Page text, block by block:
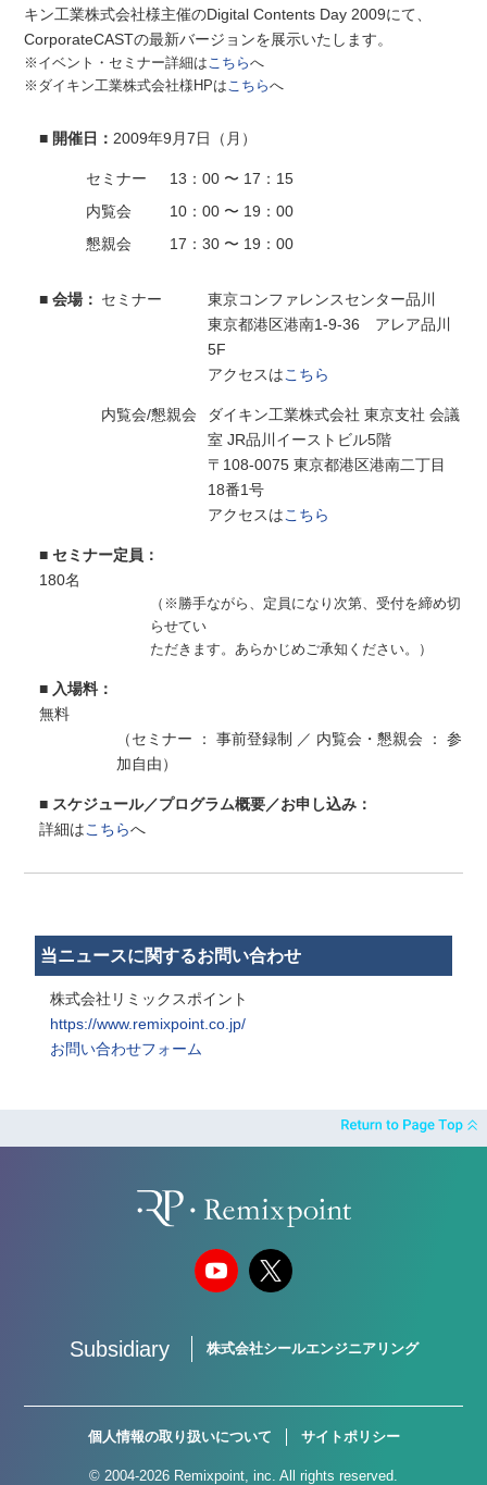
キン工業株式会社様主催のDigital Contents Day 2009にて、
CorporateCASTの最新バージョンを展示いたします。
※イベント・セミナー詳細はこちらへ
※ダイキン工業株式会社様HPはこちらへ
■ 開催日： 2009年9月7日（月）
セミナー
13：00 〜 17：15
内覧会
10：00 〜 19：00
懇親会
17：30 〜 19：00
■ 会場： セミナー
東京コンファレンスセンター品川
東京都港区港南1-9-36 アレア品川
5F
アクセスはこちら
内覧会/懇親会
ダイキン工業株式会社 東京支社 会議
室 JR品川イーストビル5階
〒108-0075 東京都港区港南二丁目
18番1号
アクセスはこちら
■ セミナー定員：
180名
（※勝手ながら、定員になり次第、受付を締め切
らせてい
ただきます。あらかじめご承知ください。）
■ 入場料：
無料
（セミナー ： 事前登録制 ／ 内覧会・懇親会 ： 参
加自由）
■ スケジュール／プログラム概要／お申し込み：
詳細はこちらへ
当ニュースに関するお問い合わせ
株式会社リミックスポイント
https://www.remixpoint.co.jp/
お問い合わせフォーム
Subsidiary 株式会社シールエンジニアリング
個人情報の取り扱いについて サイトポリシー
© 2004-2026 Remixpoint, inc. All rights reserved.